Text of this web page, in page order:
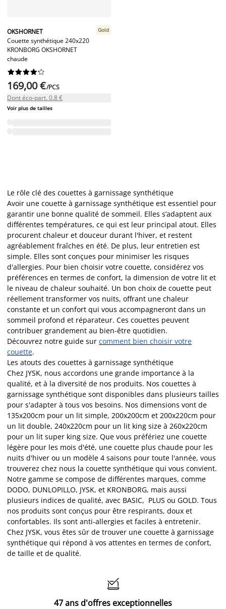
OKSHORNET
Couette synthétique 240x220
KRONBORG OKSHORNET
chaude
Gold






169,00 €/PCS
Dont éco-part. 0.8 €
Voir plus de tailles
Le rôle clé des couettes à garnissage synthétique
Avoir une couette à garnissage synthétique est essentiel pour
garantir une bonne qualité de sommeil. Elles s’adaptent aux
différentes températures, ce qui est leur principal atout. Elles
procurent chaleur et douceur durant l'hiver, et restent
agréablement fraîches en été. De plus, leur entretien est
simple. Elles sont conçues pour minimiser les risques
d'allergies. Pour bien choisir votre couette, considérez vos
préférences en termes de confort, la dimension de votre lit et
le niveau de chaleur souhaité. Un bon choix de couette peut
réellement transformer vos nuits, offrant une chaleur
constante et un confort qui vous accompagneront dans un
sommeil profond et réparateur. Ces couettes peuvent
contribuer grandement au bien-être quotidien.
Découvrez notre guide sur comment bien choisir votre
couette.
Les atouts des couettes à garnissage synthétique
Chez JYSK, nous accordons une grande importance à la
qualité, et à la diversité de nos produits. Nos couettes à
garnissage synthétique sont disponibles dans plusieurs tailles
pour s'adapter à tous vos besoins. Nos dimensions vont de
135x200cm pour un lit simple, 200x200cm et 200x220cm pour
un lit double, 240x220cm pour un lit king size à 260x220cm
pour un lit super king size. Que vous préfériez une couette
légère pour les mois d'été, une couette plus chaude pour les
nuits d'hiver ou un modèle 4 saisons pour toute l'année, vous
trouverez chez nous la couette synthétique qui vous convient.
Notre gamme se compose de différentes marques, comme
DODO, DUNLOPILLO, JYSK, et KRONBORG, mais aussi
plusieurs indices de qualité, avec BASIC, PLUS ou GOLD. Tous
nos produits sont conçus pour être respirants, doux et
confortables. Ils sont anti-allergies et faciles à entretenir.
Chez JYSK, vous êtes sûr de trouver une couette à garnissage
synthétique qui répond à vos attentes en termes de confort,
de taille et de qualité.

47 ans d'offres exceptionnelles